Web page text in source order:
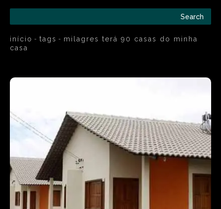
Search
início tags
milagres terá 90 casas do minha
casa